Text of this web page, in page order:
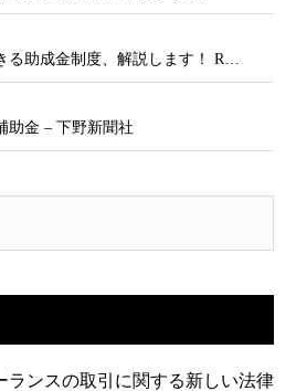
る助成金制度、解説します！ R…
助金 – 下野新聞社
ランスの取引に関する新しい法律